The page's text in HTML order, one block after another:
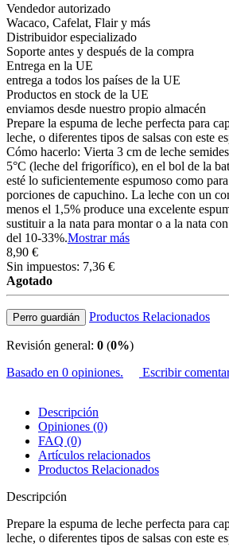
Vendedor autorizado
Wacaco, Cafelat, Flair y más
Distribuidor especializado
Soporte antes y después de la compra
Entrega en la UE
entrega a todos los países de la UE
Productos en stock de la UE
enviamos desde nuestro propio almacén
Prepare la espuma de leche perfecta para
leche, o diferentes tipos de salsas con este
Cómo hacerlo: Vierta 3 cm de leche
5°C (leche del frigorífico), en el bol de la
esté lo suficientemente espumoso como
porciones de capuchino. La leche con un
menos el 1,5% produce una excelente
sustituir a la nata para montar o a la nata
del 10-33%.Mostrar más
8,90 €
Sin impuestos: 7,36 €
Agotado
Perro guardián Productos Relacionados
Revisión general: 0 (0%)
Basado en 0 opiniones.
Escribir
Descripción
Opiniones (0)
FAQ (0)
Artículos relacionados
Productos Relacionados
Descripción
Prepare la espuma de leche perfecta para
leche, o diferentes tipos de salsas con este